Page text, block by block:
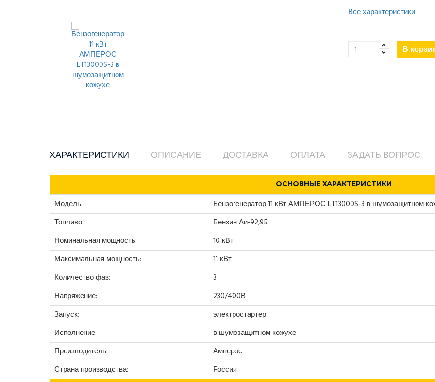
Все характеристики
В
ХАРАКТЕРИСТИКИ ОПИСАНИЕ ДОСТАВКА ОПЛАТА ЗАДАТЬ ВОПРОС
ОСНОВНЫЕ ХАРАКТЕРИСТИКИ
Модель:
Бензогенератор 11 кВт АМПЕРОС LT13000S-3 в шумозащитном
Топливо:
Бензин Аи-92,95
Номинальная мощность:
10 кВт
Максимальная мощность:
11 кВт
Количество фаз:
3
Напряжение:
230/400В
Запуск:
электростартер
Исполнение:
в шумозащитном кожухе
Производитель:
Амперос
Страна производства:
Россия